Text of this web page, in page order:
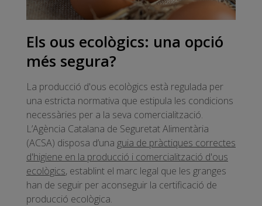
Els ous ecològics: una opció
més segura?
La producció d'ous ecològics està regulada per
una estricta normativa que estipula les condicions
necessàries per a la seva comercialització.
L’Agència Catalana de Seguretat Alimentària
(ACSA) disposa d’una guia de pràctiques correctes
d'higiene en la producció i comercialització d'ous
ecològics, establint el marc legal que les granges
han de seguir per aconseguir la certificació de
producció ecològica.